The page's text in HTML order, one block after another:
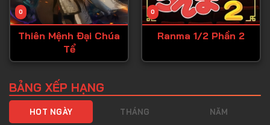
Tập 47
Tập 49
0
Thiên Mệnh Đại Chúa
Tể
0
Ranma 1/2 Phần 2
BẢNG XẾP HẠNG
HOT NGÀY THÁNG NĂM